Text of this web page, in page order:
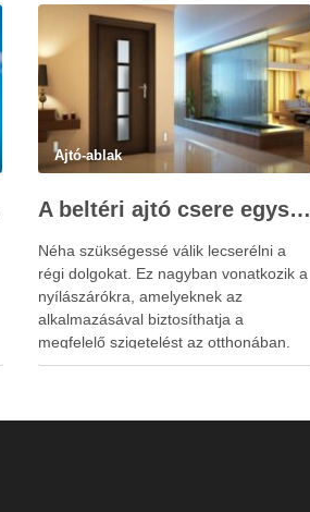
Ajtó-ablak
A beltéri ajtó csere egyszerűen kivitelezhető
Néha szükségessé válik lecserélni a
régi dolgokat. Ez nagyban vonatkozik a
nyílászárókra, amelyeknek az
alkalmazásával biztosíthatja a
megfelelő szigetelést az otthonában.
Elég megemlíteni az ablak beépítés